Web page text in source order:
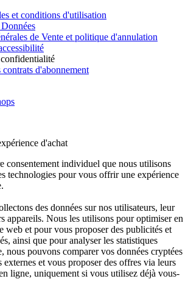
et conditions d'utilisation
de Vente et politique d'annulation
confidentialité
d'abonnement
d'achat
consentement individuel que nous utilisons
technologies pour vous offrir une expérience
des données sur nos utilisateurs, leur
appareils. Nous les utilisons pour optimiser en
web et pour vous proposer des publicités et
ainsi que pour analyser les statistiques
nous pouvons comparer vos données cryptées
externes et vous proposer des offres via leurs
ligne, uniquement si vous utilisez déjà vous-